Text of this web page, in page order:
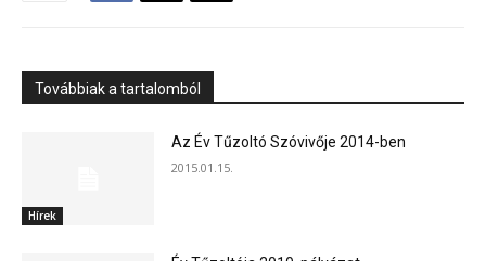
Továbbiak a tartalomból
Hírek
Az Év Tűzoltó Szóvivője 2014-ben
2015.01.15.